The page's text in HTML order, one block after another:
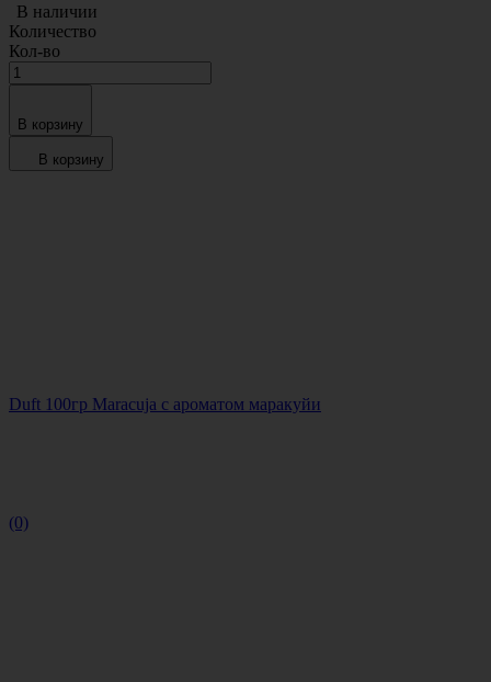
В наличии
Количество
Кол-во
В корзину
В корзину
Duft 100гр Maracuja с ароматом маракуйи
(0)